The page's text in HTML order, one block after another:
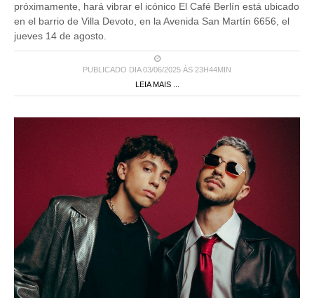
próximamente, hará vibrar el icónico El Café Berlín está ubicado
en el barrio de Villa Devoto, en la Avenida San Martín 6656, el
jueves 14 de agosto.
PUBLICADO DIA 03/06/2025 ÀS 23H44MIN
LEIA MAIS ...